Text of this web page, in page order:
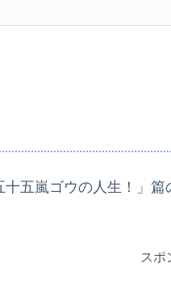
十五嵐ゴウの人生！」
スポ